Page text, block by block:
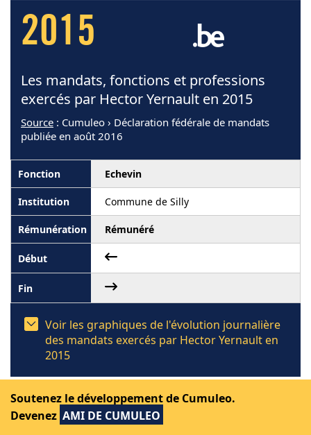
2015
Les mandats, fonctions et professions
exercés par Hector Yernault en 2015
Source : Cumuleo › Déclaration fédérale de mandats
publiée en août 2016
Echevin
Commune de Silly
Rémunéré
Voir les graphiques de l'évolution journalière
des mandats exercés par Hector Yernault en
2015
Soutenez le développement de Cumuleo.
Devenez AMI DE CUMULEO